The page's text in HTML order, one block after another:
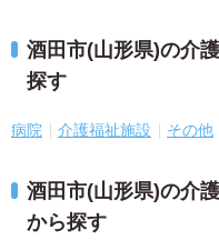
酒田市(山形県)の介
探す
病院 介護福祉施設 その他
酒田市(山形県)の介
から探す